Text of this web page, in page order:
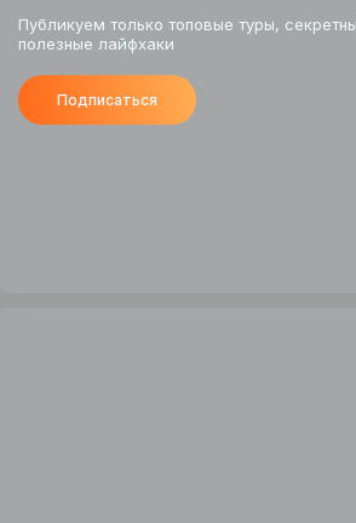
Публикуем только топовые туры,
полезные лайфхаки
Подписаться